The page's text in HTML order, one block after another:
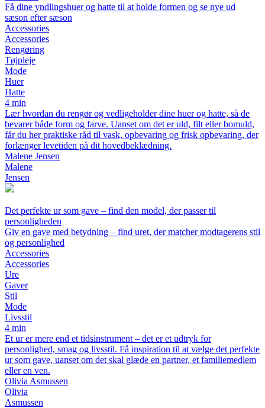
Få dine yndlingshuer og hatte til at holde formen og se nye ud
sæson efter sæson
Accessories
Accessories
Rengøring
Tøjpleje
Mode
Huer
Hatte
4 min
Lær hvordan du rengør og vedligeholder dine huer og hatte, så de
bevarer både form og farve. Uanset om det er uld, filt eller bomuld,
får du her praktiske råd til vask, opbevaring og frisk opbevaring, der
forlænger levetiden på dit hovedbeklædning.
Malene Jensen
Malene
Jensen
Det perfekte ur som gave – find den model, der passer til
personligheden
Giv en gave med betydning – find uret, der matcher modtagerens stil
og personlighed
Accessories
Accessories
Ure
Gaver
Stil
Mode
Livsstil
4 min
Et ur er mere end et tidsinstrument – det er et udtryk for
personlighed, smag og livsstil. Få inspiration til at vælge det perfekte
ur som gave, uanset om det skal glæde en partner, et familiemedlem
eller en ven.
Olivia Asmussen
Olivia
Asmussen